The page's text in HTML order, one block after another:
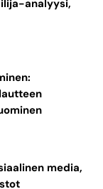
analyysi,
media,